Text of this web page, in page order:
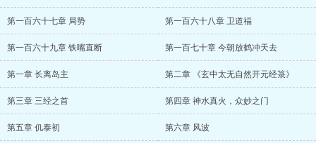
第一百六十七章 局势 第一百六十八章 卫道福
第一百六十九章 铁嘴直断 第一百七十章 今朝放鹤冲天去
第一章 长离岛主 第二章 《玄中太无自然开元经箓》
第三章 三经之首 第四章 神水真火，众妙之门
第五章 仉泰初 第六章 风波